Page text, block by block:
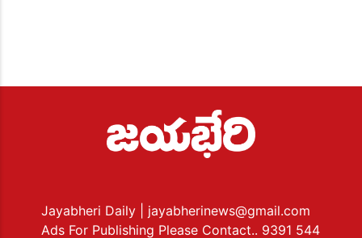
Jayabheri Daily
| jayabherinews@gmail.com
Ads For Publishing Please Contact.. 9391 544